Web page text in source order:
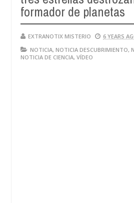
formador de planetas
EXTRANOTIX MISTERIO
6 YEARS
NOTICIA, NOTICIA DESCUBRIMIENTO,
NOTICIA DE CIENCIA, VÍDEO